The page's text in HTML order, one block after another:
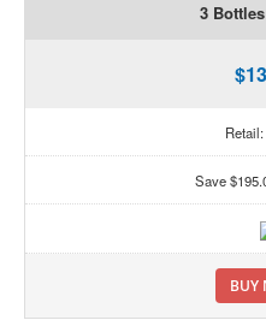
3
Retail:
Save
BUY